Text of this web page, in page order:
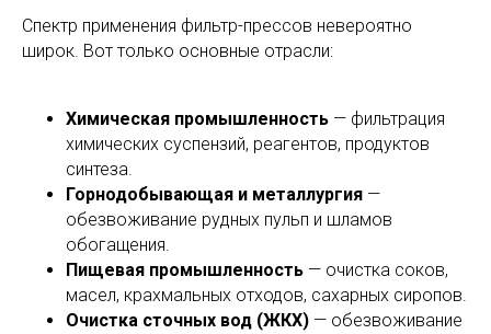
Спектр применения фильтр-прессов невероятно
широк. Вот только основные отрасли:
Химическая промышленность — фильтрация
химических суспензий, реагентов, продуктов
синтеза.
Горнодобывающая и металлургия —
обезвоживание рудных пульп и шламов
обогащения.
Пищевая промышленность — очистка соков,
масел, крахмальных отходов, сахарных сиропов.
Очистка сточных вод (ЖКХ) — обезвоживание